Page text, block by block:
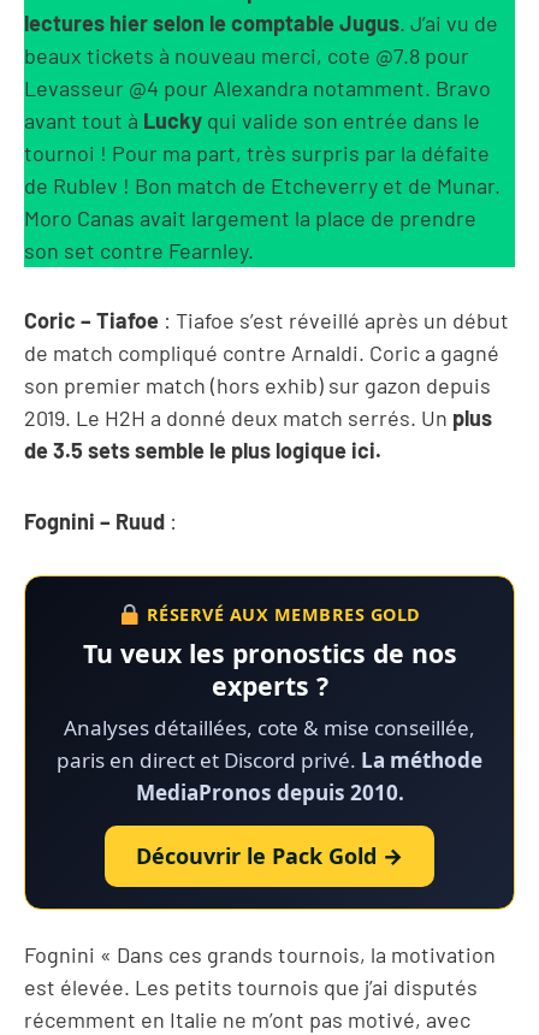
lectures hier selon le comptable Jugus. J’ai vu de
beaux tickets à nouveau merci, cote @7.8 pour
Levasseur @4 pour Alexandra notamment. Bravo
avant tout à Lucky qui valide son entrée dans le
tournoi ! Pour ma part, très surpris par la défaite
de Rublev ! Bon match de Etcheverry et de Munar.
Moro Canas avait largement la place de prendre
son set contre Fearnley.
Coric – Tiafoe : Tiafoe s’est réveillé après un début
de match compliqué contre Arnaldi. Coric a gagné
son premier match (hors exhib) sur gazon depuis
2019. Le H2H a donné deux match serrés. Un plus
de 3.5 sets semble le plus logique ici.
Fognini – Ruud :
RÉSERVÉ AUX MEMBRES GOLD
Tu veux les pronostics de nos
experts ?
Analyses détaillées, cote & mise conseillée,
paris en direct et Discord privé. La méthode
MediaPronos depuis 2010.
Découvrir le Pack Gold →
Fognini « Dans ces grands tournois, la motivation
est élevée. Les petits tournois que j’ai disputés
récemment en Italie ne m’ont pas motivé, avec